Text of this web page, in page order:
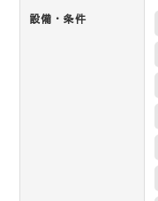
設備・条件